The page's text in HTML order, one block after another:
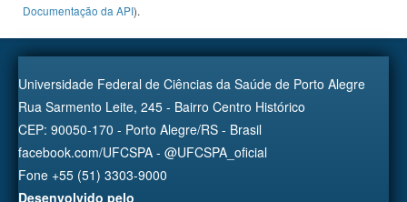
Documentação da API).
Universidade Federal de Ciências da Saúde de Porto Alegre
Rua Sarmento Leite, 245 - Bairro Centro Histórico
CEP: 90050-170 - Porto Alegre/RS - Brasil
facebook.com/UFCSPA - @UFCSPA_oficial
Fone +55 (51) 3303-9000
Desenvolvido pelo